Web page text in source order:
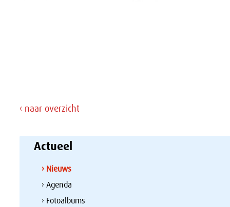
‹ naar overzicht
Actueel
› Nieuws
› Agenda
› Fotoalbums